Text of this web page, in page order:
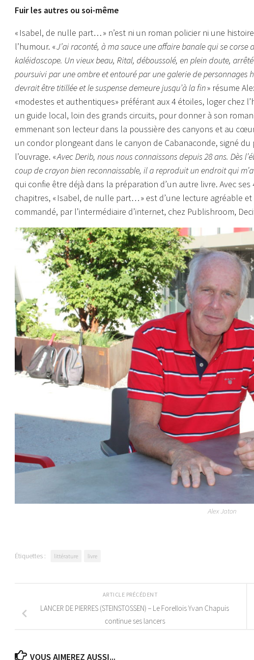
Fuir les autres ou soi-même
« Isabel, de nulle part… » n’est ni un roman policier ni une
l’humour. «J’ai raconté, à ma sauce une affaire banale qui se corse
kaléidoscope. Un vieux beau, Rital, déboussolé, en plein doute,
poursuivi par une ombre et entouré par une galerie de personnages
devrait être titillée et le suspense demeure jusqu’à la fin» résume
«modestes et authentiques» préférant aux 4 étoiles, loger chez
un guide local, loin des grands circuits, pour donner à son
emmenant son lecteur dans la poussière des canyons et au
un condor plongeant dans le canyon de Cabanaconde, signé
l’ouvrage. «Avec Derib, nous nous connaissons depuis 28 ans. Dès
coup de crayon bien reconnaissable, il a reproduit un endroit qui
qui confie être déjà dans la préparation d’un autre livre. Avec
chapitres, « Isabel, de nulle part… » est d’une lecture agréable
commandé, par l’intermédiaire d’internet, chez Publishroom,
Alex Jaton
Étiquettes : littérature livre
ARTICLE PRÉCÉDENT
LANCER DE PIERRES (STEINSTOSSEN) – Le Forellois Yvan Chapuis
continue ses lancers
VOUS AIMEREZ AUSSI...